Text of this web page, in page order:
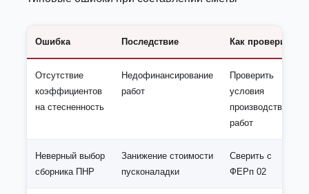
Ошибка Последствие Как проверить
Отсутствие
коэффициентов
на стесненность
Недофинансирование
работ
Проверить
условия
производства
работ
Неверный выбор
сборника ПНР
Занижение стоимости
пусконаладки
Сверить с
ФЕРп 02